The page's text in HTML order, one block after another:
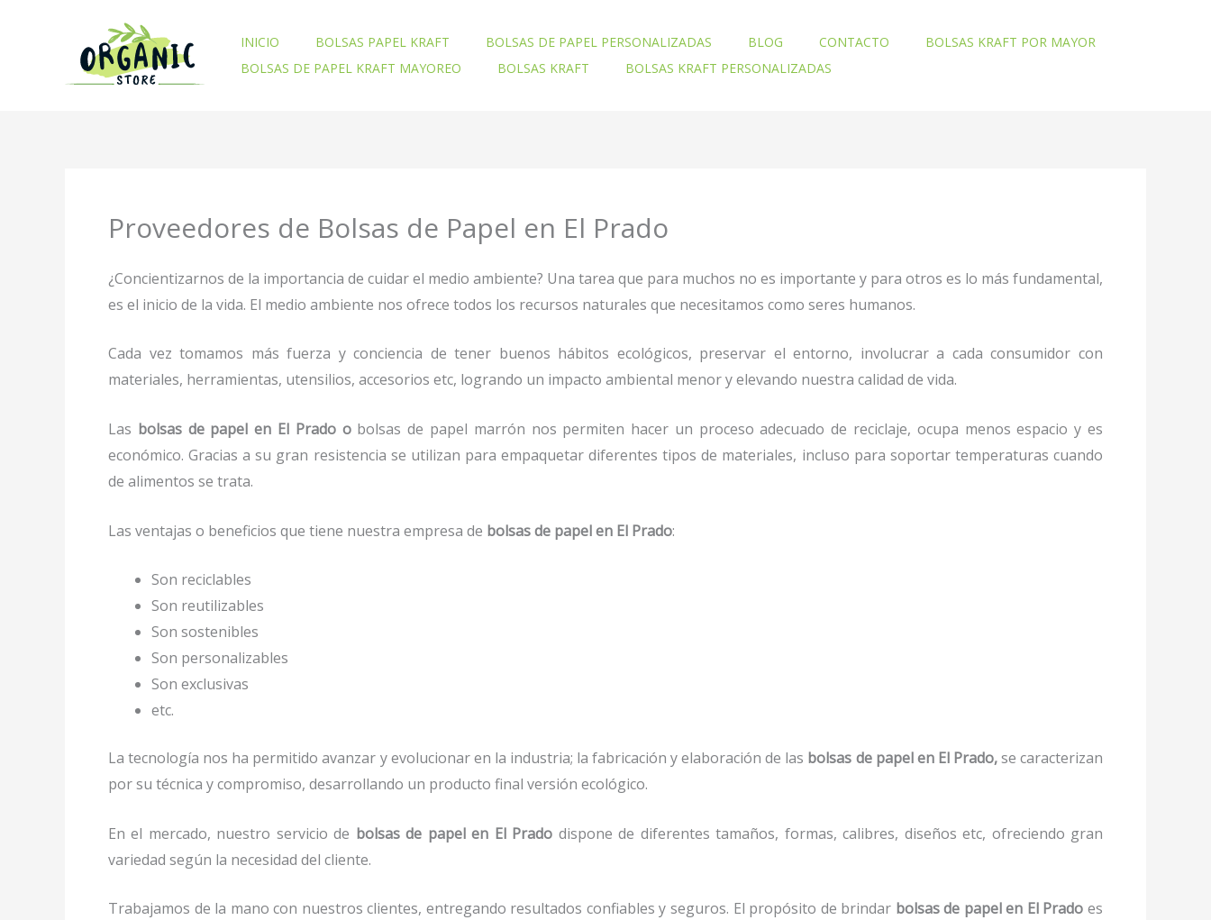
INICIO BOLSAS PAPEL KRAFT BOLSAS DE PAPEL PERSONALIZADAS BLOG CONTACTO
BOLSAS KRAFT POR MAYOR
BOLSAS DE PAPEL KRAFT MAYOREO
BOLSAS KRAFT BOLSAS KRAFT PERSONALIZADAS
Proveedores de Bolsas de Papel en El Prado
¿Concientizarnos de la importancia de cuidar el medio ambiente? Una tarea que para muchos no es importante y para otros es lo más fundamental,
es el inicio de la vida. El medio ambiente nos ofrece todos los recursos naturales que necesitamos como seres humanos.
Cada vez tomamos más fuerza y conciencia de tener buenos hábitos ecológicos, preservar el entorno, involucrar a cada consumidor con
materiales, herramientas, utensilios, accesorios etc, logrando un impacto ambiental menor y elevando nuestra calidad de vida.
Las bolsas de papel en El Prado obolsas de papel marrón nos permiten hacer un proceso adecuado de reciclaje, ocupa menos espacio y es
económico. Gracias a su gran resistencia se utilizan para empaquetar diferentes tipos de materiales, incluso para soportar temperaturas cuando
de alimentos se trata.
Las ventajas o beneficios que tiene nuestra empresa de bolsas de papelen El Prado:
Son reciclables
Son reutilizables
Son sostenibles
Son personalizables
Son exclusivas
etc.
La tecnología nos ha permitido avanzar y evolucionar en la industria; la fabricación y elaboración de las bolsas de papelen El Prado,se caracterizan
por su técnica y compromiso, desarrollando un producto final versión ecológico.
En el mercado, nuestro servicio de bolsas de papelen El Prado dispone de diferentes tamaños, formas, calibres, diseños etc, ofreciendo gran
variedad según la necesidad del cliente.
Trabajamos de la mano con nuestros clientes, entregando resultados confiables y seguros. El propósito de brindar bolsas de papelen El Prado es